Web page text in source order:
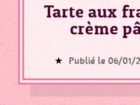
Tarte aux
crème
Publié le 06/01/